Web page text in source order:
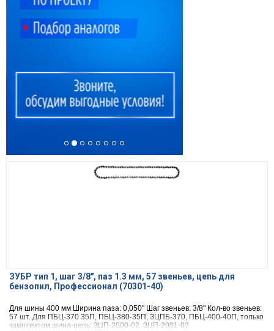
ЗУБР тип 1, шаг 3/8″, паз 1.3 мм, 57 звеньев, цепь для
бензопил, Профессионал (70301-40)
Для шины 400 мм Ширина паза: 0,050" Шаг звеньев: 3/8" Кол-во звеньев:
57 шт. Для ПБЦ-370 35П, ПБЦ-380-35П, ЗЦПБ-370, ПБЦ-400-40П, только
комплектом шина-цепь: ЗЦП-2000-02, ЗЦП-2001-02